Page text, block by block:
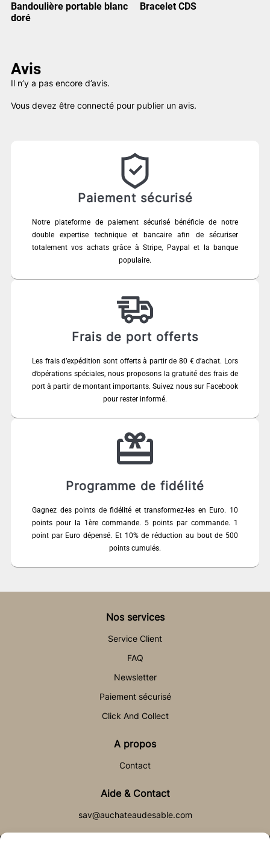
Bandoulière portable blanc
doré
Bracelet CDS
Avis
Il n’y a pas encore d’avis.
Vous devez être connecté pour publier un avis.
Paiement sécurisé
Notre plateforme de paiement sécurisé bénéficie de notre
double expertise technique et bancaire afin de sécuriser
totalement vos achats grâce à Stripe, Paypal et la banque
populaire.
Frais de port offerts
Les frais d’expédition sont offerts à partir de 80 € d’achat. Lors
d’opérations spéciales, nous proposons la gratuité des frais de
port à partir de montant importants. Suivez nous sur Facebook
pour rester informé.
Programme de fidélité
Gagnez des points de fidélité et transformez-les en Euro. 10
points pour la 1ère commande. 5 points par commande. 1
point par Euro dépensé. Et 10% de réduction au bout de 500
points cumulés.
Nos services
Service Client
FAQ
Newsletter
Paiement sécurisé
Click And Collect
A propos
Contact
Aide & Contact
sav@auchateaudesable.com